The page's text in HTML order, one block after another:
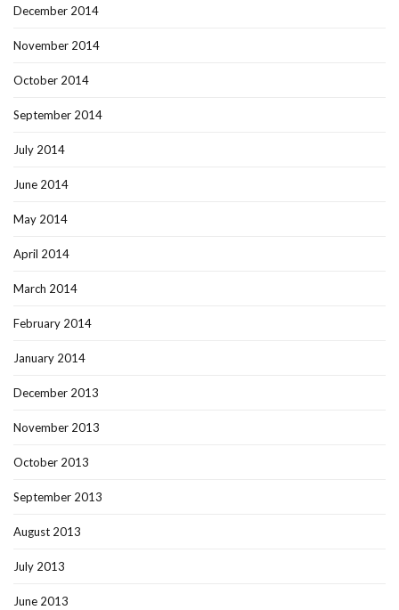
December 2014
November 2014
October 2014
September 2014
July 2014
June 2014
May 2014
April 2014
March 2014
February 2014
January 2014
December 2013
November 2013
October 2013
September 2013
August 2013
July 2013
June 2013